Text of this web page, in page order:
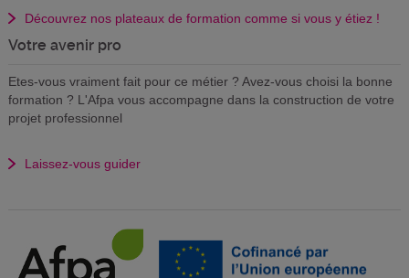
Découvrez nos plateaux de formation comme si vous y étiez !
Votre avenir pro
Etes-vous vraiment fait pour ce métier ? Avez-vous choisi la bonne
formation ? L'Afpa vous accompagne dans la construction de votre
projet professionnel
Laissez-vous guider